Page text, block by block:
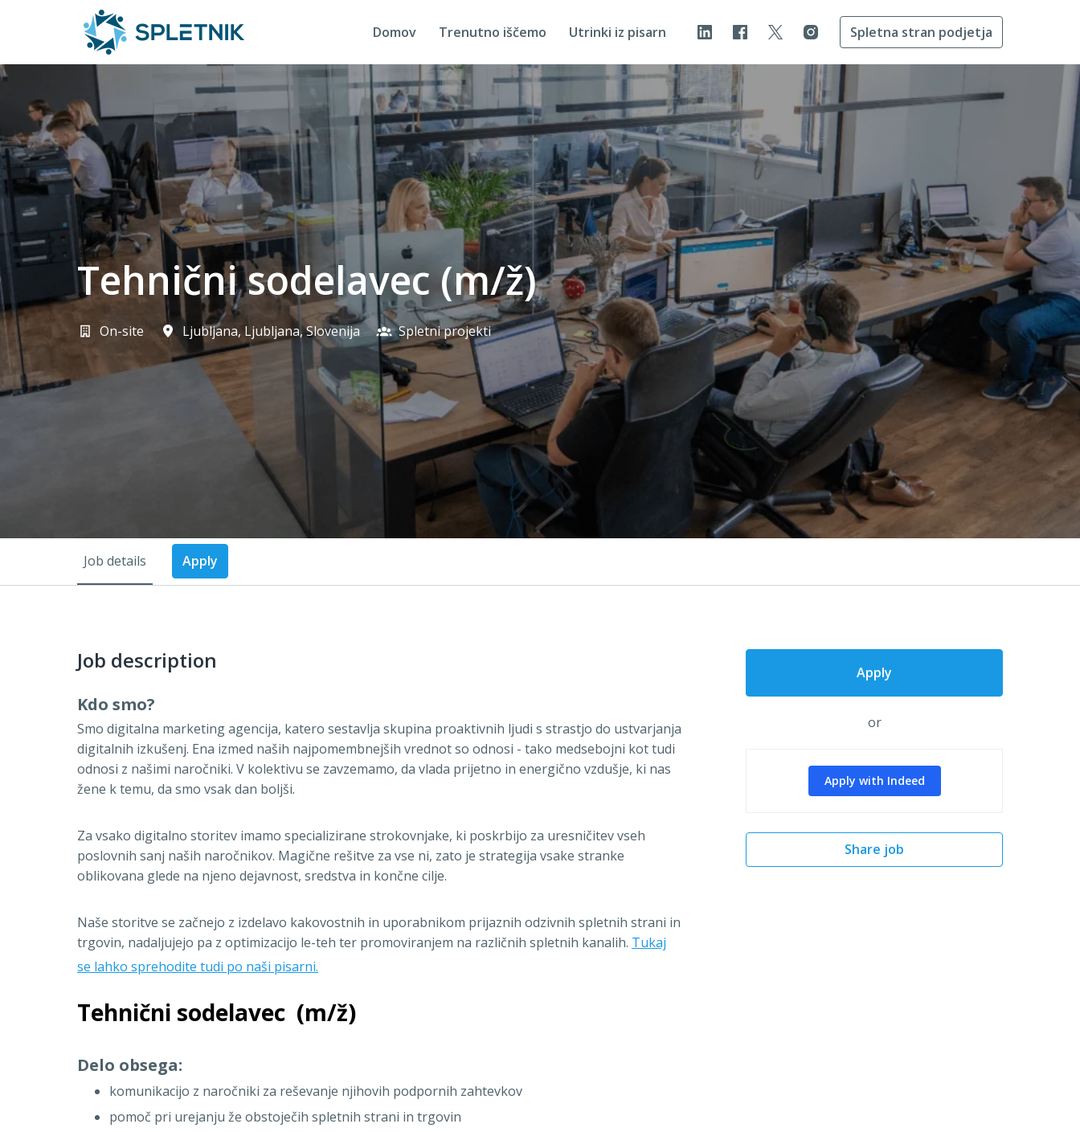
Homepage Domov Trenutno iščemo Utrinki iz pisarn Spletna stran podjetja
Tehnični sodelavec (m/ž)
On-site Ljubljana, Ljubljana,Slovenija Spletni projekti
Job details Apply
Job description
Kdo smo?
Smo digitalna marketing agencija, katero sestavlja skupina proaktivnih ljudi s strastjo do ustvarjanja
digitalnih izkušenj. Ena izmed naših najpomembnejših vrednot so odnosi - tako medsebojni kot tudi
odnosi z našimi naročniki. V kolektivu se zavzemamo, da vlada prijetno in energično vzdušje, ki nas
žene k temu, da smo vsak dan boljši.
Za vsako digitalno storitev imamo specializirane strokovnjake, ki poskrbijo za uresničitev vseh
poslovnih sanj naših naročnikov. Magične rešitve za vse ni, zato je strategija vsake stranke
oblikovana glede na njeno dejavnost, sredstva in končne cilje.
Naše storitve se začnejo z izdelavo kakovostnih in uporabnikom prijaznih odzivnih spletnih strani in
trgovin, nadaljujejo pa z optimizacijo le-teh ter promoviranjem na različnih spletnih kanalih. Tukaj
se lahko sprehodite tudi po naši pisarni.
Tehnični sodelavec (m/ž)
Delo obsega:
komunikacijo z naročniki za reševanje njihovih podpornih zahtevkov
pomoč pri urejanju že obstoječih spletnih strani in trgovin
Apply
or
Apply with Indeed
Share job